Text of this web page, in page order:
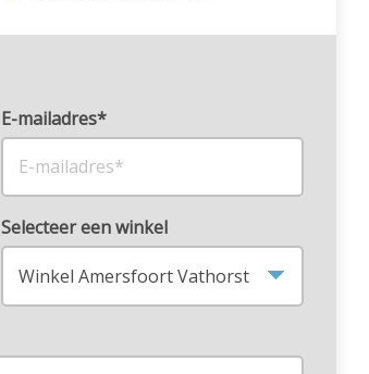
E-mailadres*
Selecteer een winkel